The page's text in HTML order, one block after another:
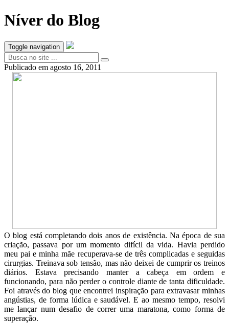
Níver do Blog
Toggle navigation
Publicado em agosto 16, 2011
O blog está completando dois anos de existência. Na época de sua
criação, passava por um momento difícil da vida. Havia perdido
meu pai e minha mãe recuperava-se de três complicadas e seguidas
cirurgias. Treinava sob tensão, mas não deixei de cumprir os treinos
diários. Estava precisando manter a cabeça em ordem e
funcionando, para não perder o controle diante de tanta dificuldade.
Foi através do blog que encontrei inspiração para extravasar minhas
angústias, de forma lúdica e saudável. E ao mesmo tempo, resolvi
me lançar num desafio de correr uma maratona, como forma de
superação.